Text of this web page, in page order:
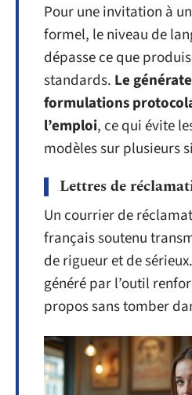
Pour une invitation à
formel, le niveau de
dépasse ce que
standards. Le
formulations
l’emploi, ce qui évite
modèles sur plusieurs
Lettres de
Un courrier de
français soutenu
de rigueur et de
généré par l’outil
propos sans tomber